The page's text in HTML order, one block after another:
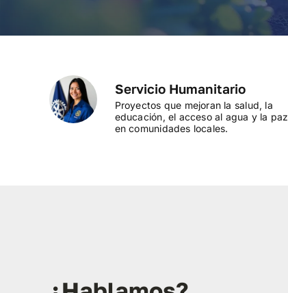
Servicio Humanitario
Proyectos que mejoran la salud, la
educación, el acceso al agua y la paz
en comunidades locales.